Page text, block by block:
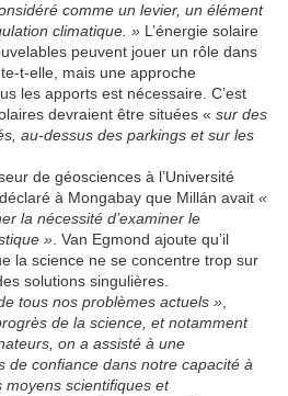
comme un levier, un élément
climatique. » L’énergie solaire
peuvent jouer un rôle dans
t-elle, mais une approche
les apports est nécessaire. C’est
devraient être situées « sur des
au-dessus des parkings et sur les
de géosciences à l’Université
à Mongabay que Millán avait «
la nécessité d’examiner le
» . Van Egmond ajoute qu’il
la science ne se concentre trop sur
solutions singulières.
tous nos problèmes actuels »
de la science, et notamment
on a assisté à une
de confiance dans notre capacité à
scientifiques et